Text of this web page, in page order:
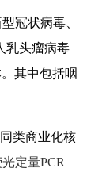
冠状病毒、
乳头瘤病毒
其中包括咽
同类商业化核
定量PCR